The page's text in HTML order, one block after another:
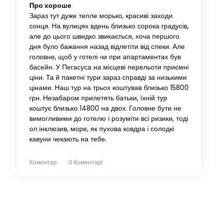
Про хороше
Зараз тут дуже тепле морько, красиві заходи
сонця. На вулицях вдень близько сорока градусів,
але до цього швидко звикається, хоча першого
дня було бажання назад відлетіти від спеки. Але
головне, щоб у готелі чи при апартаментах був
басейн. У Пегасуса на місцеві перельоти приємні
ціни. Та й пакетні тури зараз справді за низькими
цінами. Наш тур на трьох коштував близько 15800
грн. Незабаром прилетять батьки, їхній тур
коштує близько 14800 на двох. Головне бути не
вимогливими до готелю і розуміти всі ризики, тоді
ол інклюзив, море, як пухова ковдра і солодкі
кавуни чекають на тебе.
Коментар: 0 Коментарі